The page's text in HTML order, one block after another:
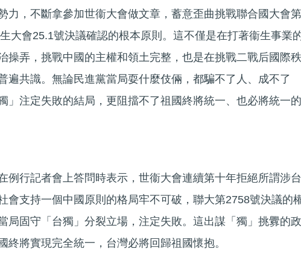
力，不斷拿參加世衞大會做文章，蓄意歪曲挑戰聯合國大會第
大會25.1號決議確認的根本原則。這不僅是在打著衞生事業
操弄，挑戰中國的主權和領土完整，也是在挑戰二戰后國際秩
遍共識。無論民進黨當局耍什麼伎倆，都騙不了人、成不了
」注定失敗的結局，更阻擋不了祖國終將統一、也必將統一的
例行記者會上答問時表示，世衞大會連續第十年拒絕所謂涉台
會支持一個中國原則的格局牢不可破，聯大第2758號決議的
局固守「台獨」分裂立場，注定失敗。這出謀「獨」挑釁的政
終將實現完全統一，台灣必將回歸祖國懷抱。